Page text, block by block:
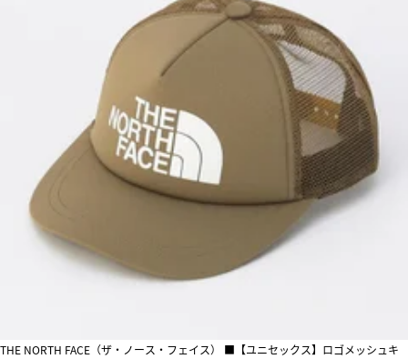
THE NORTH FACE（ザ・ノース・フェイス） ■【ユニセックス】ロゴメッシュキ